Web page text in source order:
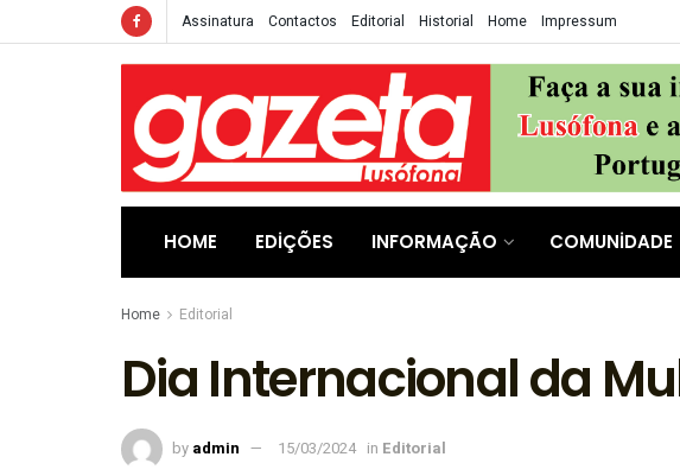
Assinatura Contactos Editorial Historial Home Impressum
HOME EDIÇÕES INFORMAÇÃO COMUNIDADE
Home Editorial
Dia Internacional da
by admin 15/03/2024 in Editorial